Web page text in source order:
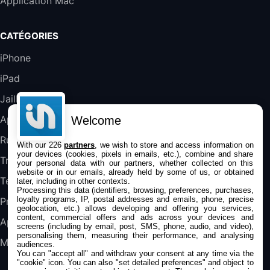
Blanc
357,4€
Jeu FIFA 20 sur PC (code à télécharger)
45,98€57,99€Rue Du Commerce (Vendeur Tiers)
CATÉGORIES
iPhone
iPad
Jailbreak
Applications
Rumeurs
Trucs & astuces
Tests
Promos
Apple
Mac
Welcome
With our 226partners , we wish to store and access information on
your devices (cookies, pixels in emails, etc.), combine and share
your personal data with our partners, whether collected on this
website or in our emails, already held by some of us, or obtained
later, including in other contexts.
Processing this data (identifiers, browsing, preferences, purchases,
loyalty programs, IP, postal addresses and emails, phone, precise
geolocation, etc.) allows developing and offering you services,
content, commercial offers and ads across your devices and
screens (including by email, post, SMS, phone, audio, and video),
personalising them, measuring their performance, and analysing
audiences.
You can "accept all" and withdraw your consent at any time via the
"cookie" icon. You can also "set detailed preferences" and object to